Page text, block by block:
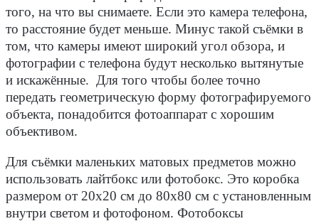
того, на что вы снимаете. Если это камера телефона,
то расстояние будет меньше. Минус такой съёмки в
том, что камеры имеют широкий угол обзора, и
фотографии с телефона будут несколько вытянутые
и искажённые. Для того чтобы более точно
передать геометрическую форму фотографируемого
объекта, понадобится фотоаппарат с хорошим
объективом.
Для съёмки маленьких матовых предметов можно
использовать лайтбокс или фотобокс. Это коробка
размером от 20х20 см до 80х80 см с установленным
внутри светом и фотофоном. Фотобоксы